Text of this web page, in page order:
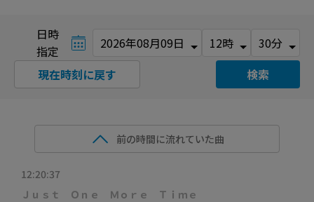
日時
指定
検索
現在時刻に戻す
前の時間に流れていた曲
12:20:37
Ｊｕｓｔ Ｏｎｅ Ｍｏｒｅ Ｔｉｍｅ